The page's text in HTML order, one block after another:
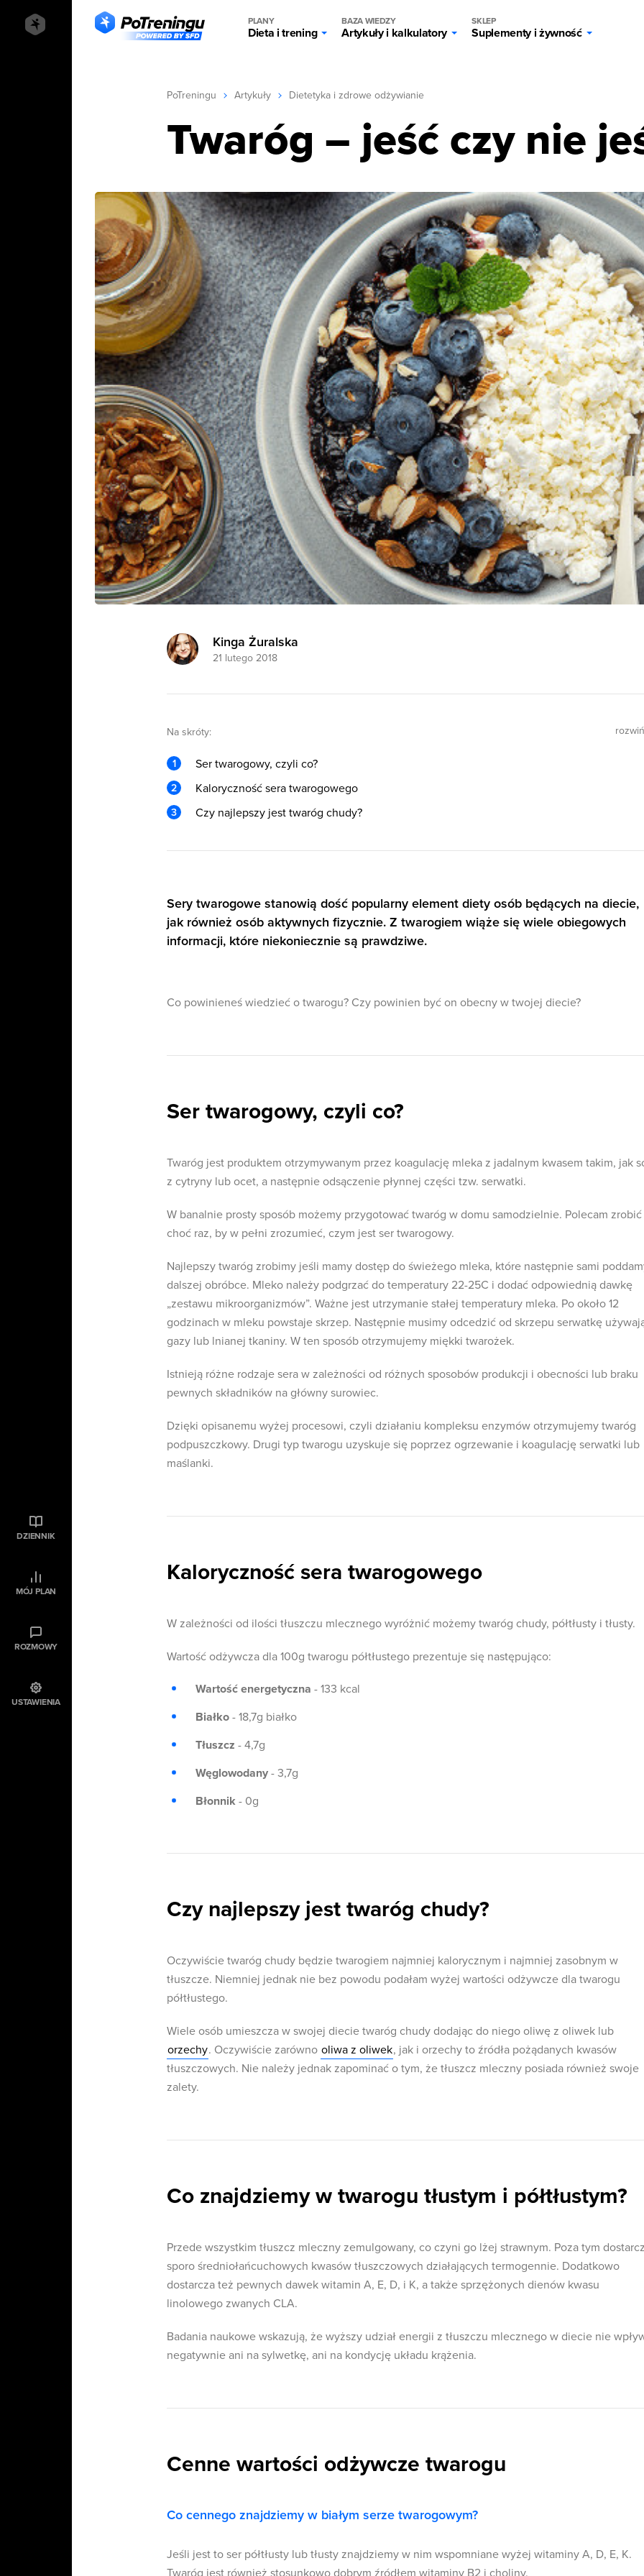
PLANY
Dieta i trening
BAZA WIEDZY
Artykuły i kalkulatory
SKLEP
Suplementy i żywność
DZIENNIK
MÓJ PLAN
ROZMOWY
USTAWIENIA
PoTreningu Artykuły Dietetyka i zdrowe odżywianie
Twaróg – jeść czy nie
Kinga Żuralska
21 lutego 2018
Na skróty: rozwiń
Ser twarogowy, czyli co?
Kaloryczność sera twarogowego
Czy najlepszy jest twaróg chudy?
Sery twarogowe stanowią dość popularny element diety osób będących na diecie,
jak również osób aktywnych fizycznie. Z twarogiem wiąże się wiele obiegowych
informacji, które niekoniecznie są prawdziwe.
Co powinieneś wiedzieć o twarogu? Czy powinien być on obecny w twojej diecie?
Ser twarogowy, czyli co?
Twaróg jest produktem otrzymywanym przez koagulację mleka z jadalnym kwasem takim, jak
z cytryny lub ocet, a następnie odsączenie płynnej części tzw. serwatki.
W banalnie prosty sposób możemy przygotować twaróg w domu samodzielnie. Polecam
choć raz, by w pełni zrozumieć, czym jest ser twarogowy.
Najlepszy twaróg zrobimy jeśli mamy dostęp do świeżego mleka, które następnie sami
dalszej obróbce. Mleko należy podgrzać do temperatury 22-25C i dodać odpowiednią dawkę
„zestawu mikroorganizmów”. Ważne jest utrzymanie stałej temperatury mleka. Po około 12
godzinach w mleku powstaje skrzep. Następnie musimy odcedzić od skrzepu serwatkę
gazy lub lnianej tkaniny. W ten sposób otrzymujemy miękki twarożek.
Istnieją różne rodzaje sera w zależności od różnych sposobów produkcji i obecności lub braku
pewnych składników na główny surowiec.
Dzięki opisanemu wyżej procesowi, czyli działaniu kompleksu enzymów otrzymujemy twaróg
podpuszczkowy. Drugi typ twarogu uzyskuje się poprzez ogrzewanie i koagulację serwatki lub
maślanki.
Kaloryczność sera twarogowego
W zależności od ilości tłuszczu mlecznego wyróżnić możemy twaróg chudy, półtłusty i tłusty.
Wartość odżywcza dla 100g twarogu półtłustego prezentuje się następująco:
Wartość energetyczna - 133 kcal
Białko - 18,7g białko
Tłuszcz - 4,7g
Węglowodany - 3,7g
Błonnik - 0g
Czy najlepszy jest twaróg chudy?
Oczywiście twaróg chudy będzie twarogiem najmniej kalorycznym i najmniej zasobnym w
tłuszcze. Niemniej jednak nie bez powodu podałam wyżej wartości odżywcze dla twarogu
półtłustego.
Wiele osób umieszcza w swojej diecie twaróg chudy dodając do niego oliwę z oliwek lub
orzechy. Oczywiście zarówno oliwa z oliwek, jak i orzechy to źródła pożądanych kwasów
tłuszczowych. Nie należy jednak zapominać o tym, że tłuszcz mleczny posiada również swoje
zalety.
Co znajdziemy w twarogu tłustym i półtłustym?
Przede wszystkim tłuszcz mleczny zemulgowany, co czyni go lżej strawnym. Poza tym
sporo średniołańcuchowych kwasów tłuszczowych działających termogennie. Dodatkowo
dostarcza też pewnych dawek witamin A, E, D, i K, a także sprzężonych dienów kwasu
linolowego zwanych CLA.
Badania naukowe wskazują, że wyższy udział energii z tłuszczu mlecznego w diecie nie
negatywnie ani na sylwetkę, ani na kondycję układu krążenia.
Cenne wartości odżywcze twarogu
Co cennego znajdziemy w białym serze twarogowym?
Jeśli jest to ser półtłusty lub tłusty znajdziemy w nim wspomniane wyżej witaminy A, D, E, K.
Twaróg jest również stosunkowo dobrym źródłem witaminy B2 i choliny.